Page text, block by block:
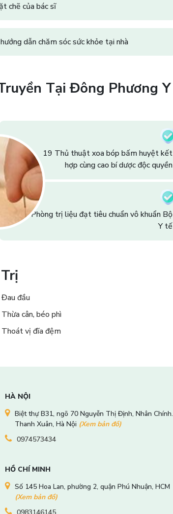
chẽ của bác sĩ
dẫn chăm sóc sức khỏe tại nhà
Tại Đông Phương Y
19 Thủ thuật xoa bóp bấm huyệt kết
hợp cùng cao bí dược độc quyền
Phòng trị liệu đạt tiêu chuẩn vô khuẩn Bộ
Y tế
Đau đầu
Thừa cân, béo phì
Thoát vị đĩa đệm
HÀ NỘI
Biệt thự B31, ngõ 70 Nguyễn Thị Định, Nhân Chính.
Thanh Xuân, Hà Nội (Xem bản đồ)
0974573434
HỒ CHÍ MINH
Số 145 Hoa Lan, phường 2, quận Phú Nhuận, HCM
(Xem bản đồ)
0983146145